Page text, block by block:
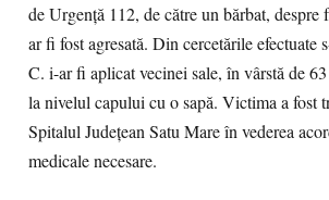
de Urgenţă 112, de către un bărbat, despre
ar fi fost agresată. Din cercetările efectuate
C. i-ar fi aplicat vecinei sale, în vârstă de
la nivelul capului cu o sapă. Victima a fost
Spitalul Judeţean Satu Mare în vederea
medicale necesare.